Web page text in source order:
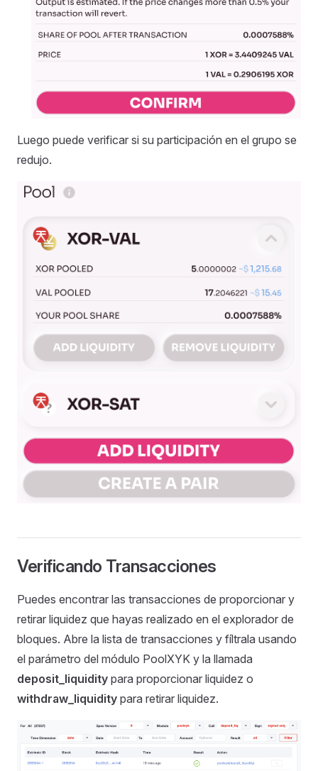
Luego puede verificar si su participación en el grupo se
redujo.
Verificando Transacciones
Puedes encontrar las transacciones de proporcionar y
retirar liquidez que hayas realizado en el explorador de
bloques. Abre la lista de transacciones y fíltrala usando
el parámetro del módulo PoolXYK y la llamada
deposit_liquidity para proporcionar liquidez o
withdraw_liquidity para retirar liquidez.